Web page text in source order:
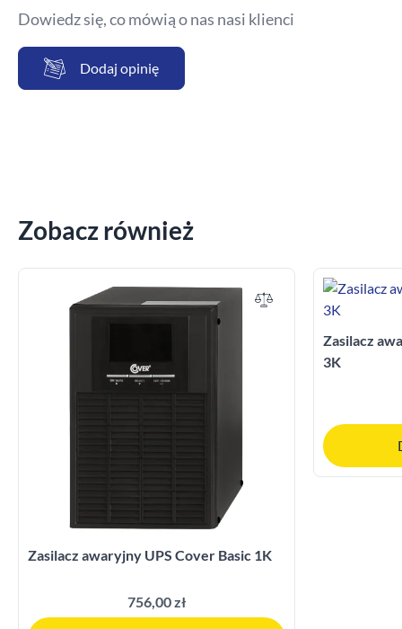
Dowiedz się, co mówią o nas nasi klienci
Dodaj opinię
Zobacz również
Zasilacz awaryjny UPS Cover Basic 1K
756,00 zł
Zasilacz
3K